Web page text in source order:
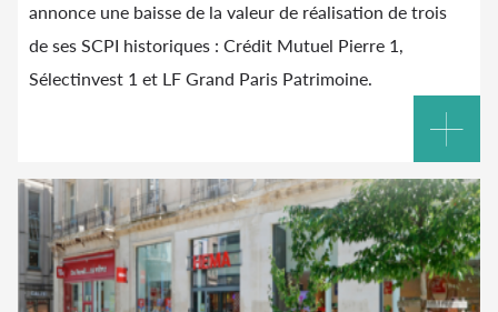
annonce une baisse de la valeur de réalisation de trois
de ses SCPI historiques : Crédit Mutuel Pierre 1,
Sélectinvest 1 et LF Grand Paris Patrimoine.